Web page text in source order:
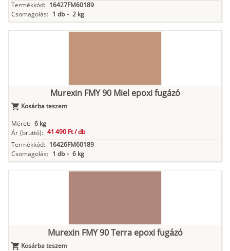
Termékkód: 16427FM60189
Csomagolás: 1 db - 2 kg
Murexin FMY 90 Miel epoxi fugázó
Kosárba teszem
Méret: 6 kg
Ár (bruttó): 41 490 Ft /db
Termékkód: 16426FM60189
Csomagolás: 1 db - 6 kg
Murexin FMY 90 Terra epoxi fugázó
Kosárba teszem